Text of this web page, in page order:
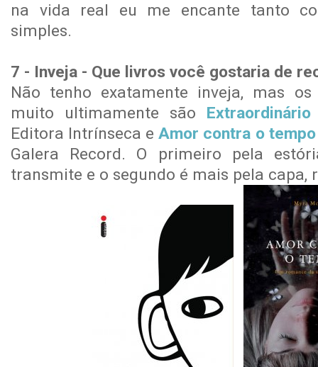
na vida real eu me encante tanto
simples.
7 - Inveja - Que livros você gostaria de
Não tenho exatamente inveja, mas
muito ultimamente são Extraordinário
Editora Intrínseca eAmor contra o tempo
Galera Record. O primeiro pela
transmite e o segundo é mais pela capa,